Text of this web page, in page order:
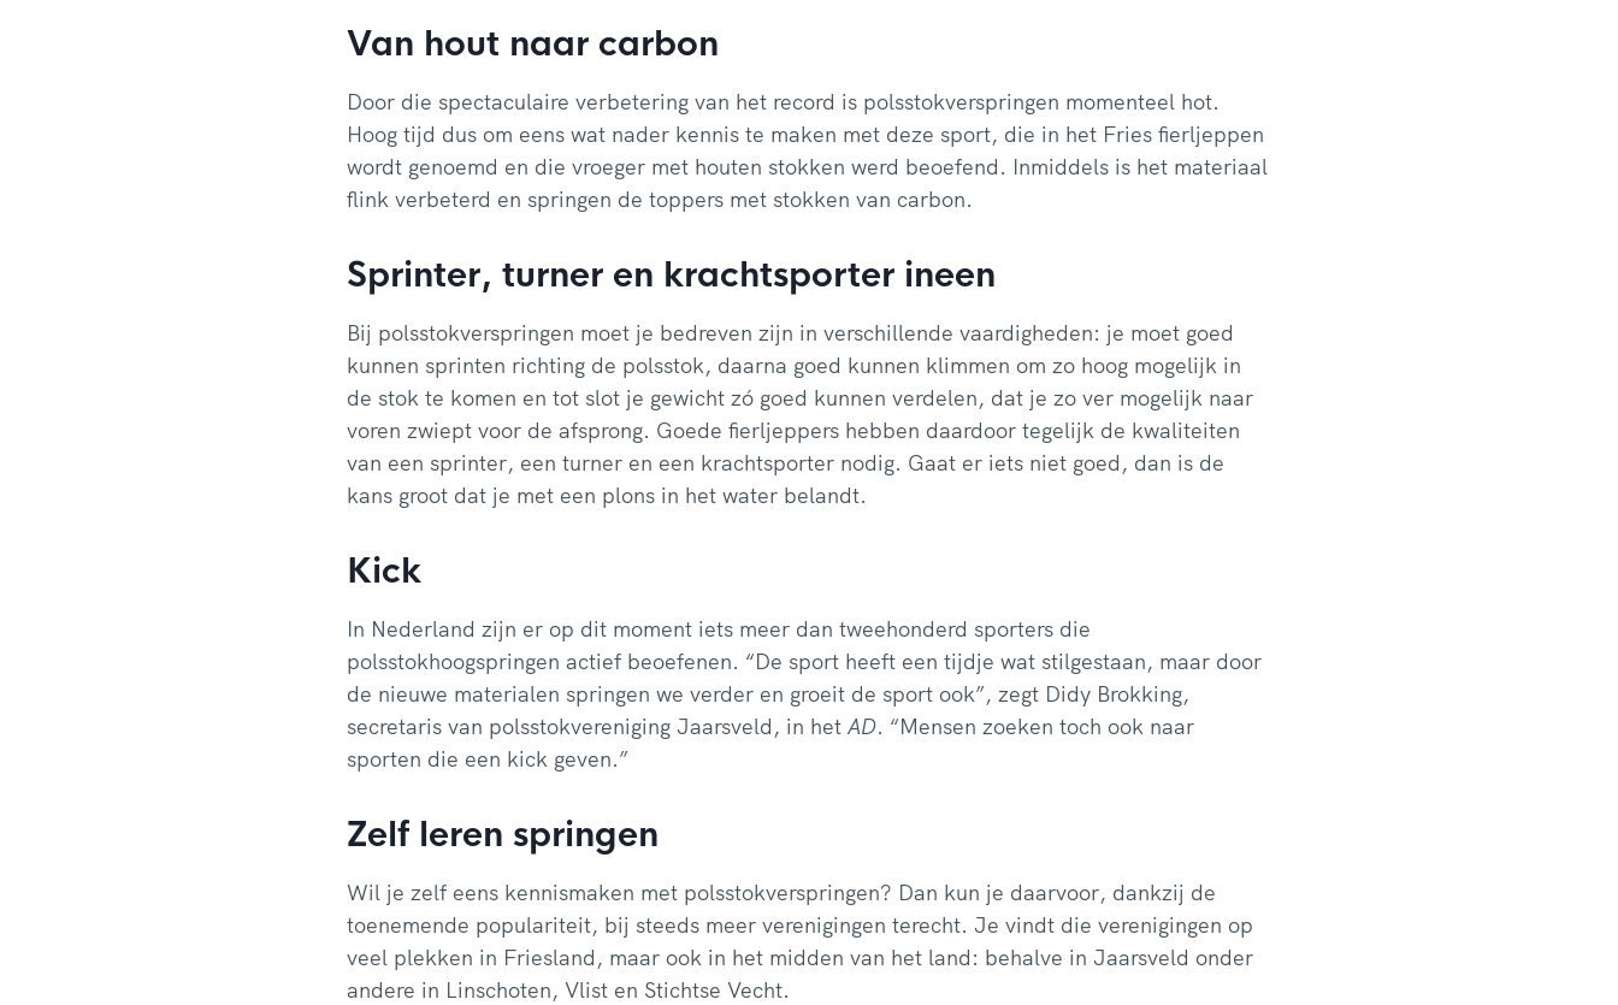
Van hout naar carbon
Door die spectaculaire verbetering van het record is polsstokverspringen momenteel hot.
Hoog tijd dus om eens wat nader kennis te maken met deze sport, die in het Fries fierljeppen
wordt genoemd en die vroeger met houten stokken werd beoefend. Inmiddels is het materiaal
flink verbeterd en springen de toppers met stokken van carbon.
Sprinter, turner en krachtsporter ineen
Bij polsstokverspringen moet je bedreven zijn in verschillende vaardigheden: je moet goed
kunnen sprinten richting de polsstok, daarna goed kunnen klimmen om zo hoog mogelijk in
de stok te komen en tot slot je gewicht zó goed kunnen verdelen, dat je zo ver mogelijk naar
voren zwiept voor de afsprong. Goede fierljeppers hebben daardoor tegelijk de kwaliteiten
van een sprinter, een turner en een krachtsporter nodig. Gaat er iets niet goed, dan is de
kans groot dat je met een plons in het water belandt.
Kick
In Nederland zijn er op dit moment iets meer dan tweehonderd sporters die
polsstokhoogspringen actief beoefenen. “De sport heeft een tijdje wat stilgestaan, maar door
de nieuwe materialen springen we verder en groeit de sport ook”, zegt Didy Brokking,
secretaris van polsstokvereniging Jaarsveld, in het AD. “Mensen zoeken toch ook naar
sporten die een kick geven.”
Zelf leren springen
Wil je zelf eens kennismaken met polsstokverspringen? Dan kun je daarvoor, dankzij de
toenemende populariteit, bij steeds meer verenigingen terecht. Je vindt die verenigingen op
veel plekken in Friesland, maar ook in het midden van het land: behalve in Jaarsveld onder
andere in Linschoten, Vlist en Stichtse Vecht.